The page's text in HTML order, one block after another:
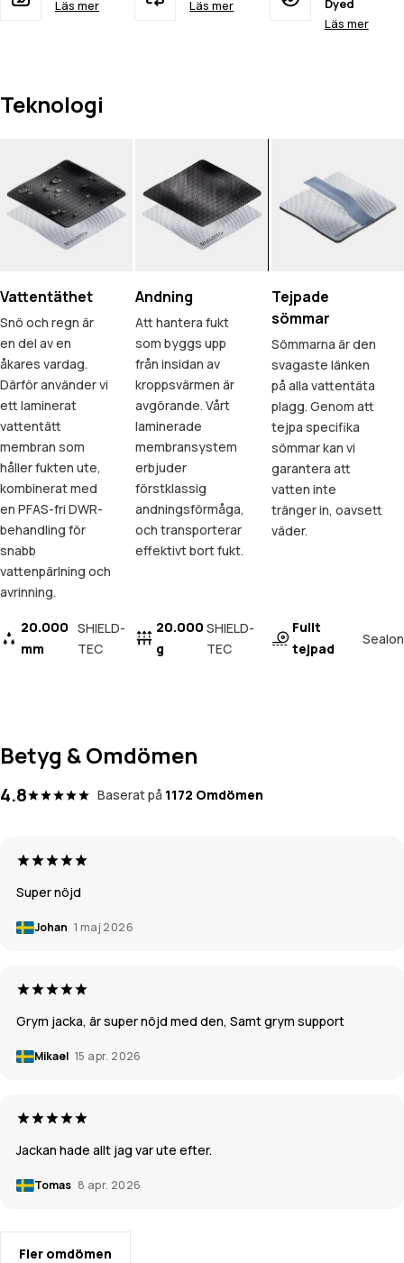
Läs mer Läs mer
Dyed
Läs mer
Teknologi
Vattentäthet
Snö och regn är
en del av en
åkares vardag.
Därför använder vi
ett laminerat
vattentätt
membran som
håller fukten ute,
kombinerat med
en PFAS-fri DWR-
behandling för
snabb
vattenpärlning och
avrinning.
20.000
mm
SHIELD-
TEC
Andning
Att hantera fukt
som byggs upp
från insidan av
kroppsvärmen är
avgörande. Vårt
laminerade
membransystem
erbjuder
förstklassig
andningsförmåga,
och transporterar
effektivt bort fukt.
20.000
g
SHIELD-
TEC
Tejpade
sömmar
Sömmarna är den
svagaste länken
på alla vattentäta
plagg. Genom att
tejpa specifika
sömmar kan vi
garantera att
vatten inte
tränger in, oavsett
väder.
Fullt
tejpad
Sealon
Betyg & Omdömen
4.8 Baserat på 1172 Omdömen
Super nöjd
Johan 1 maj 2026
Grym jacka, är super nöjd med den, Samt grym support
Mikael 15 apr. 2026
Jackan hade allt jag var ute efter.
Tomas 8 apr. 2026
Fler omdömen